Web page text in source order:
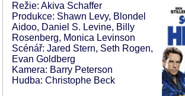
Režie: Akiva Schaffer
Produkce: Shawn Levy, Blondel
Aidoo, Daniel S. Levine, Billy
Rosenberg, Monica Levinson
Scénář: Jared Stern, Seth Rogen,
Evan Goldberg
Kamera: Barry Peterson
Hudba: Christophe Beck